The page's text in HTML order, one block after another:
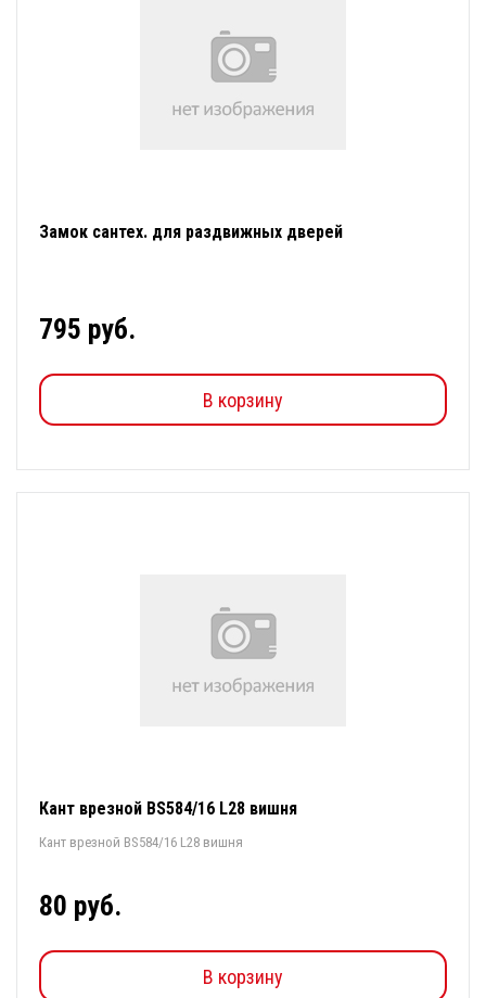
Замок сантех. для раздвижных дверей
795 руб.
В корзину
Кант врезной BS584/16 L28 вишня
Кант врезной BS584/16 L28 вишня
80 руб.
В корзину